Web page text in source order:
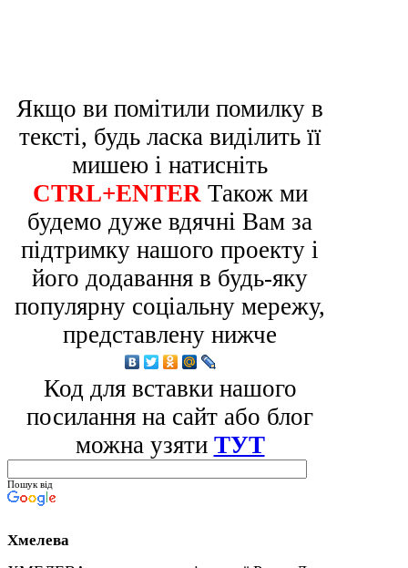
Якщо ви помітили помилку в
тексті, будь ласка виділить її
мишею і натисніть
CTRL+ENTER Також ми
будемо дуже вдячні Вам за
підтримку нашого проекту і
його додавання в будь-яку
популярну соціальну мережу,
представлену нижче
Код для вставки нашого
посилання на сайт або блог
можна узяти ТУТ
Пошук від
Хмелева